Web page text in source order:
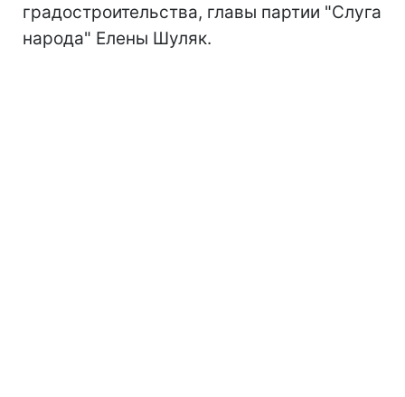
градостроительства, главы партии "Слуга
народа" Елены Шуляк.